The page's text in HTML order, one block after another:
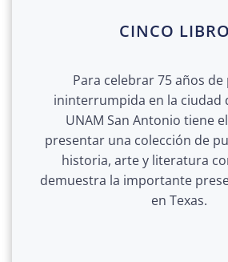
CINCO
Para celebrar 75 años de
ininterrumpida en la ciudad
UNAM San Antonio tiene
presentar una colección de
historia, arte y literatura
demuestra la importante
en Texas.